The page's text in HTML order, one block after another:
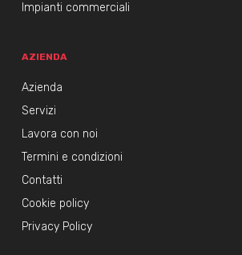
Impianti commerciali
AZIENDA
Azienda
Servizi
Lavora con noi
Termini e condizioni
Contatti
Cookie policy
Privacy Policy